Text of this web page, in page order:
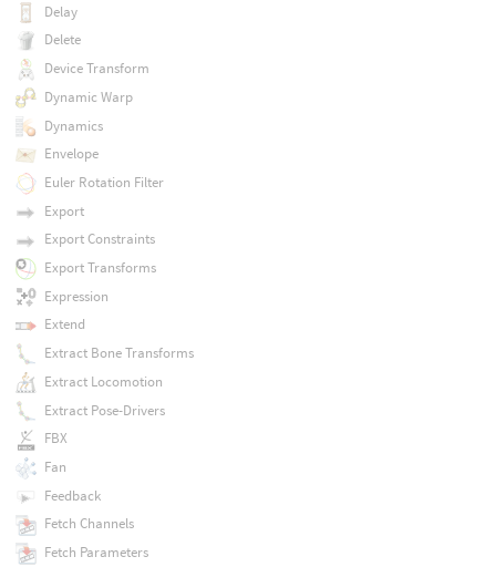
Delay
Delete
Device Transform
Dynamic Warp
Dynamics
Envelope
Euler Rotation Filter
Export
Export Constraints
Export Transforms
Expression
Extend
Extract Bone Transforms
Extract Locomotion
Extract Pose-Drivers
FBX
Fan
Feedback
Fetch Channels
Fetch Parameters